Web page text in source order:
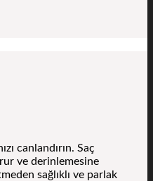
canlandırın. Saç
ve derinlemesine
sağlıklı ve parlak